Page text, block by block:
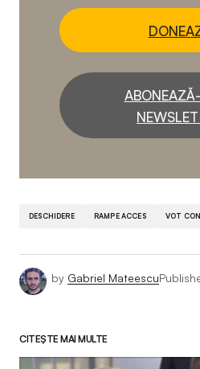
DESCHIDERE RAMPE ACCES VOT
by Gabriel Mateescu
CITEȘTE MAI MULTE